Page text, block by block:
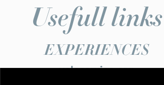
Usefull links
EXPERIENCES
veloservice.org